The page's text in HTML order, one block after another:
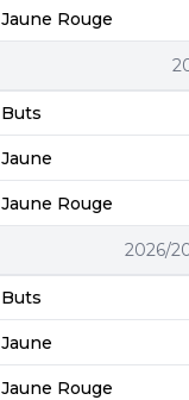
Jaune Rouge
Buts
Jaune
Jaune Rouge
2026/
Buts
Jaune
Jaune Rouge